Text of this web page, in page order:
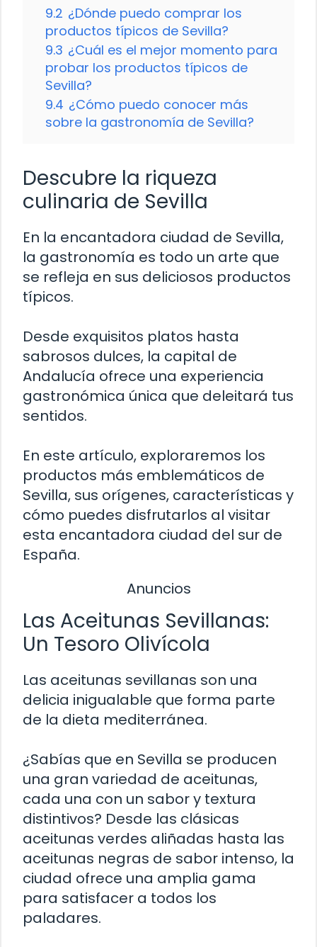
9.2 ¿Dónde puedo comprar los
productos típicos de Sevilla?
9.3 ¿Cuál es el mejor momento para
probar los productos típicos de
Sevilla?
9.4 ¿Cómo puedo conocer más
sobre la gastronomía de Sevilla?
Descubre la riqueza
culinaria de Sevilla
En la encantadora ciudad de Sevilla,
la gastronomía es todo un arte que
se refleja en sus deliciosos productos
típicos.
Desde exquisitos platos hasta
sabrosos dulces, la capital de
Andalucía ofrece una experiencia
gastronómica única que deleitará tus
sentidos.
En este artículo, exploraremos los
productos más emblemáticos de
Sevilla, sus orígenes, características y
cómo puedes disfrutarlos al visitar
esta encantadora ciudad del sur de
España.
Anuncios
Las Aceitunas Sevillanas:
Un Tesoro Olivícola
Las aceitunas sevillanas son una
delicia inigualable que forma parte
de la dieta mediterránea.
¿Sabías que en Sevilla se producen
una gran variedad de aceitunas,
cada una con un sabor y textura
distintivos? Desde las clásicas
aceitunas verdes aliñadas hasta las
aceitunas negras de sabor intenso, la
ciudad ofrece una amplia gama
para satisfacer a todos los
paladares.